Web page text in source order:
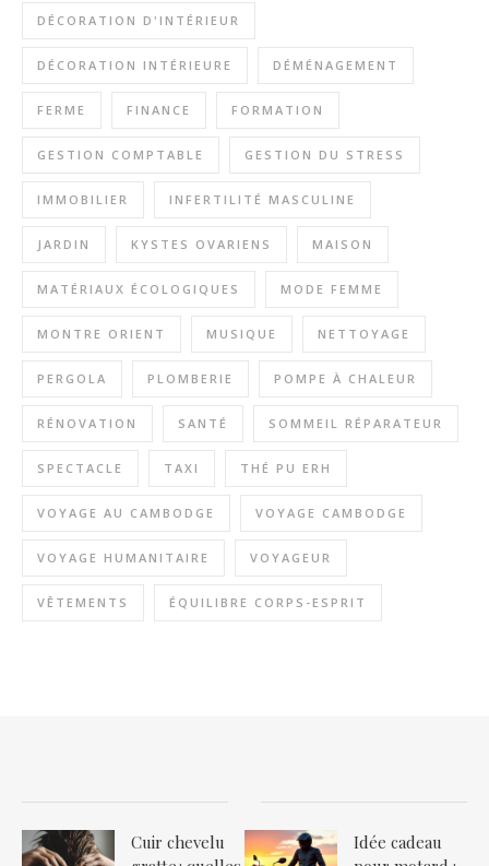
DÉCORATION D'INTÉRIEUR
DÉCORATION INTÉRIEURE DÉMÉNAGEMENT
FERME FINANCE FORMATION
GESTION COMPTABLE GESTION DU STRESS
IMMOBILIER INFERTILITÉ MASCULINE
JARDIN KYSTES OVARIENS MAISON
MATÉRIAUX ÉCOLOGIQUES MODE FEMME
MONTRE ORIENT MUSIQUE NETTOYAGE
PERGOLA PLOMBERIE POMPE À CHALEUR
RÉNOVATION SANTÉ SOMMEIL RÉPARATEUR
SPECTACLE TAXI THÉ PU ERH
VOYAGE AU CAMBODGE VOYAGE CAMBODGE
VOYAGE HUMANITAIRE VOYAGEUR
VÊTEMENTS ÉQUILIBRE CORPS-ESPRIT
Cuir chevelu
Idée cadeau